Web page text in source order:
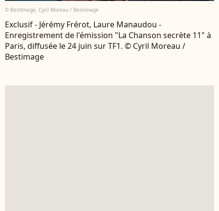
© BestImage, Cyril Moreau / Bestimage
Exclusif - Jérémy Frérot, Laure Manaudou -
Enregistrement de l'émission "La Chanson secrète 11" à
Paris, diffusée le 24 juin sur TF1. © Cyril Moreau /
Bestimage